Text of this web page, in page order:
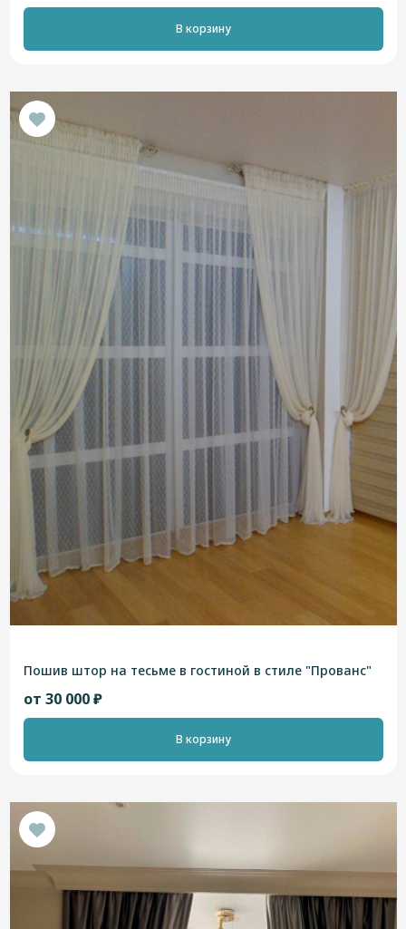
В корзину
Пошив штор на тесьме в гостиной в стиле "Прованс"
от 30 000 ₽
В корзину